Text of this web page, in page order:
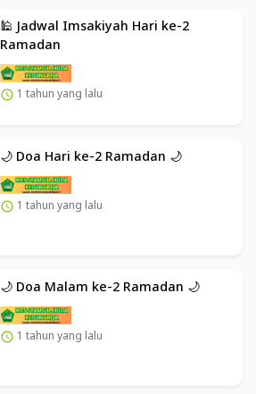
🕌 Jadwal Imsakiyah Hari ke-2
Ramadan
1 tahun yang lalu
🌙 Doa Hari ke-2 Ramadan 🌙
1 tahun yang lalu
🌙 Doa Malam ke-2 Ramadan 🌙
1 tahun yang lalu